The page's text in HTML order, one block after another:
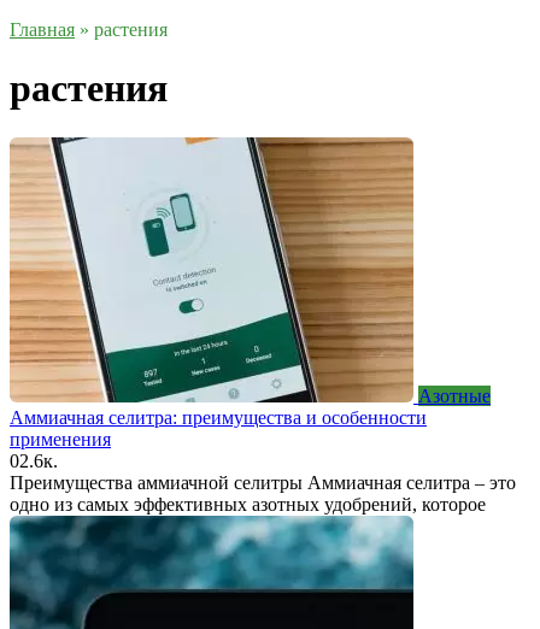
Главная » растения
растения
Азотные
Аммиачная селитра: преимущества и особенности
применения
02.6к.
Преимущества аммиачной селитры Аммиачная селитра – это
одно из самых эффективных азотных удобрений, которое